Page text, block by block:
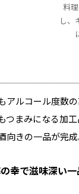
料
し、
アルコール度数
つまみになる加
向きの一品が完
幸で滋味深い